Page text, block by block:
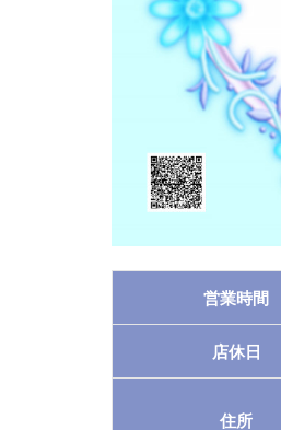
ヶ谷
店
ヶ谷
｜ア
ネラ
３．
ヶ谷
営業時間
店休日
住所